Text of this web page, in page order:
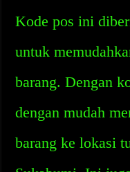
Kode pos ini
untuk
barang. Dengan
dengan mudah
barang ke lokasi